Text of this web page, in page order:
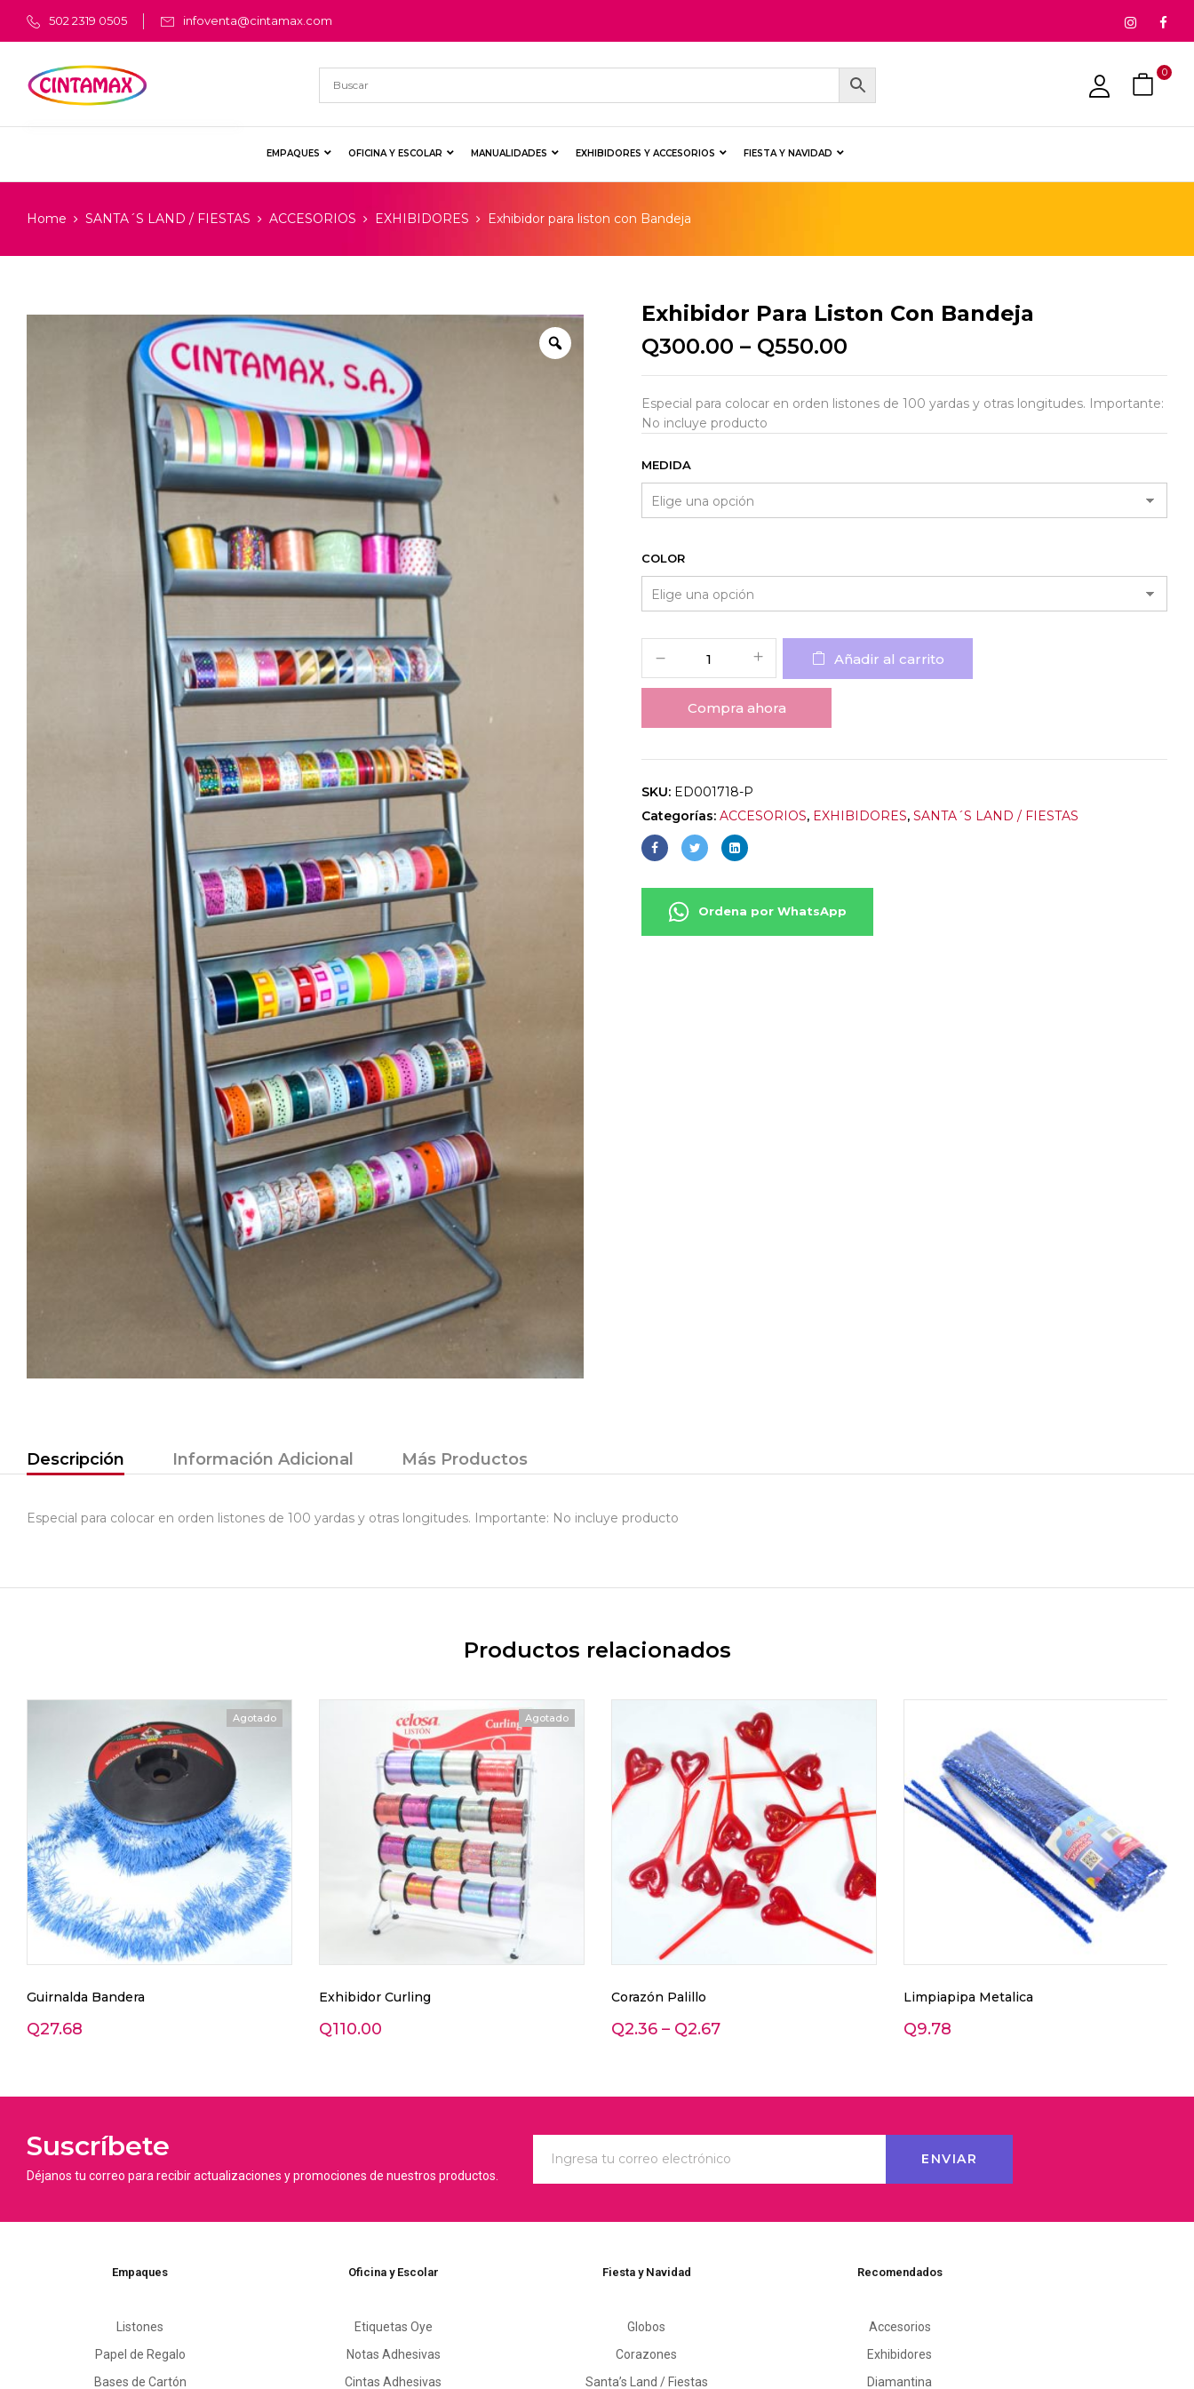
502 2319 0505 infoventa@cintamax.com
0
EMPAQUES OFICINA Y ESCOLAR MANUALIDADES EXHIBIDORES Y ACCESORIOS FIESTA Y NAVIDAD
Home SANTA´S LAND / FIESTAS ACCESORIOS EXHIBIDORES Exhibidor para liston con Bandeja
Exhibidor Para Liston Con Bandeja
Q300.00 – Q550.00
Especial para colocar en orden listones de 100 yardas y otras longitudes. Importante:
No incluye producto
MEDIDA
COLOR
Añadir al carrito
Compra ahora
SKU: ED001718-P
Categorías: ACCESORIOS, EXHIBIDORES, SANTA´S LAND / FIESTAS
Ordena por WhatsApp
Descripción Información Adicional Más Productos
Especial para colocar en orden listones de 100 yardas y otras longitudes. Importante: No incluye producto
Productos relacionados
Agotado
Guirnalda Bandera
Q27.68
Agotado
Exhibidor Curling
Q110.00
Corazón Palillo
Q2.36 – Q2.67
Limpiapipa Metalica
Q9.78
Suscríbete
Déjanos tu correo para recibir actualizaciones y promociones de nuestros productos.
Empaques
Listones
Papel de Regalo
Bases de Cartón
Oficina y Escolar
Etiquetas Oye
Notas Adhesivas
Cintas Adhesivas
Fiesta y Navidad
Globos
Corazones
Santa’s Land / Fiestas
Recomendados
Accesorios
Exhibidores
Diamantina